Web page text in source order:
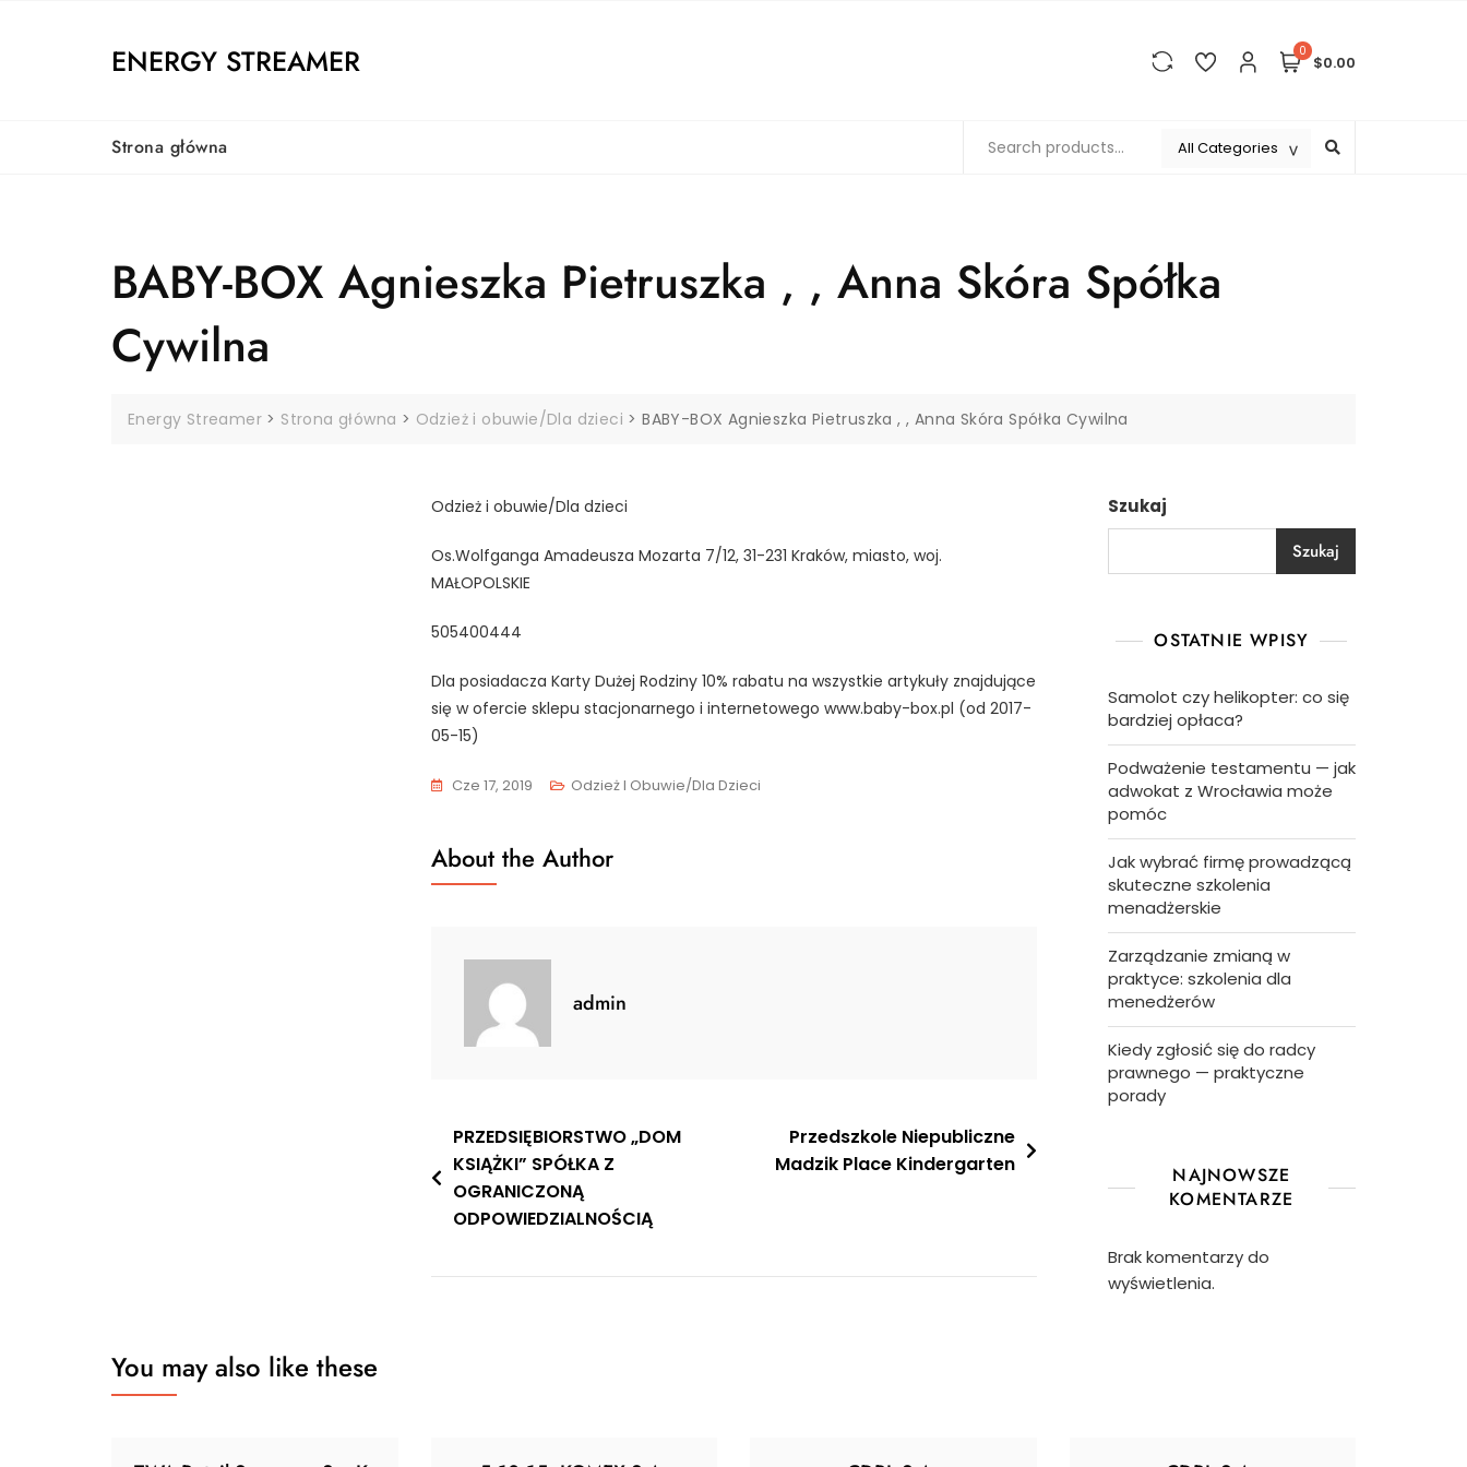
ENERGY STREAMER 0
$0.00
Strona główna
BABY-BOX Agnieszka Pietruszka , , Anna Skóra Spółka
Cywilna
Energy Streamer > Strona główna > Odzież i obuwie/Dla dzieci >BABY-BOX Agnieszka Pietruszka , , Anna Skóra Spółka Cywilna
Odzież i obuwie/Dla dzieci
Os.Wolfganga Amadeusza Mozarta 7/12, 31-231 Kraków, miasto, woj.
MAŁOPOLSKIE
505400444
Dla posiadacza Karty Dużej Rodziny 10% rabatu na wszystkie artykuły znajdujące
się w ofercie sklepu stacjonarnego i internetowego www.baby-box.pl (od 2017-
05-15)
Cze 17, 2019 Odzież I Obuwie/Dla Dzieci
About the Author
admin
Nawigacja
wpisu
PRZEDSIĘBIORSTWO „DOM
KSIĄŻKI” SPÓŁKA Z
OGRANICZONĄ
ODPOWIEDZIALNOŚCIĄ
Przedszkole Niepubliczne
Madzik Place Kindergarten
Szukaj
Szukaj
OSTATNIE WPISY
Samolot czy helikopter: co się
bardziej opłaca?
Podważenie testamentu — jak
adwokat z Wrocławia może
pomóc
Jak wybrać firmę prowadzącą
skuteczne szkolenia
menadżerskie
Zarządzanie zmianą w
praktyce: szkolenia dla
menedżerów
Kiedy zgłosić się do radcy
prawnego — praktyczne
porady
NAJNOWSZE
KOMENTARZE
Brak komentarzy do
wyświetlenia.
You may also like these